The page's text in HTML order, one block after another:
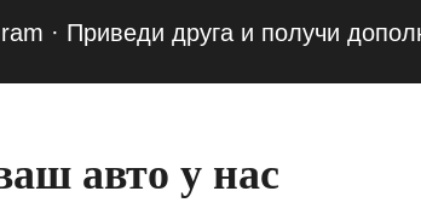
Приведи друга и получи
авто у нас